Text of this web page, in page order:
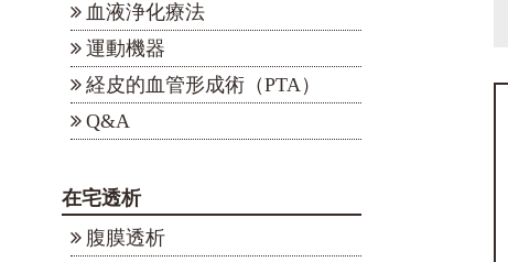
血液浄化療法
運動機器
経皮的血管形成術（PTA）
Q&A
在宅透析
腹膜透析